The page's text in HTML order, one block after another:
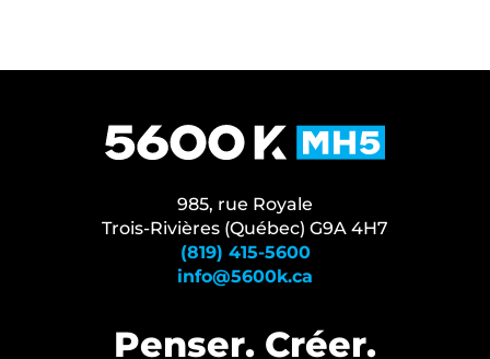
985, rue Royale
Trois-Rivières (Québec) G9A 4H7
(819) 415-5600
info@5600k.ca
Penser. Créer.